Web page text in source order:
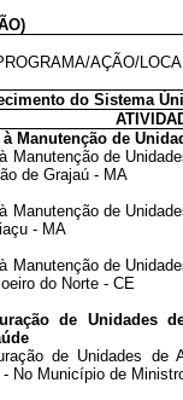
AÇÃO/
do Sistema
Manutenção de
Manutenção de
de Grajaú - MA
Manutenção de
- MA
Manutenção de
do Norte - CE
de Unidades
de Unidades de
- No Município de